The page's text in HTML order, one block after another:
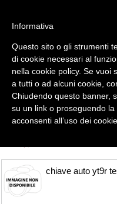
CHIAVI AUTO
chiave auto yt9r
Informativa
Questo sito o gli strumenti
di cookie necessari al
nella cookie policy. Se vuoi
a tutti o ad alcuni cookie,
Chiudendo questo banner,
su un link o proseguendo
acconsenti all’uso dei cookie.